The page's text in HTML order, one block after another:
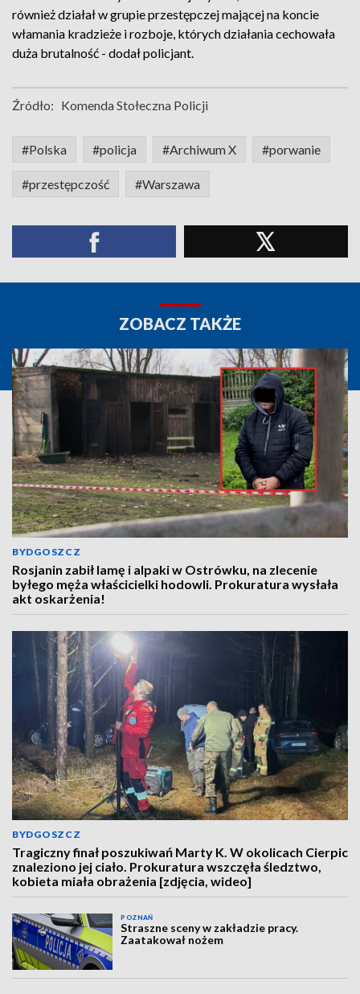
również działał w grupie przestępczej mającej na koncie
włamania kradzieże i rozboje, których działania cechowała
duża brutalność - dodał policjant.
Źródło: Komenda Stołeczna Policji
#Polska #policja #Archiwum X #porwanie
#przestępczość #Warszawa
ZOBACZ TAKŻE
BYDGOSZCZ
Rosjanin zabił lamę i alpaki w Ostrówku, na zlecenie
byłego męża właścicielki hodowli. Prokuratura wysłała
akt oskarżenia!
BYDGOSZCZ
Tragiczny finał poszukiwań Marty K. W okolicach Cierpic
znaleziono jej ciało. Prokuratura wszczęła śledztwo,
kobieta miała obrażenia [zdjęcia, wideo]
POZNAŃ
Straszne sceny w zakładzie pracy.
Zaatakował nożem